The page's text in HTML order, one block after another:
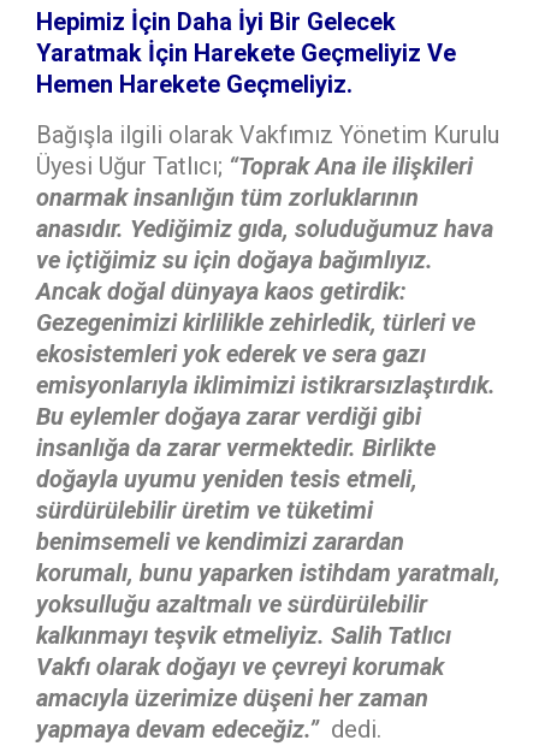
Hepimiz İçin Daha İyi Bir Gelecek
Yaratmak İçin Harekete Geçmeliyiz Ve
Hemen Harekete Geçmeliyiz.
Bağışla ilgili olarak Vakfımız Yönetim Kurulu
Üyesi Uğur Tatlıcı; “Toprak Ana ile ilişkileri
onarmak insanlığın tüm zorluklarının
anasıdır. Yediğimiz gıda, soluduğumuz hava
ve içtiğimiz su için doğaya bağımlıyız.
Ancak doğal dünyaya kaos getirdik:
Gezegenimizi kirlilikle zehirledik, türleri ve
ekosistemleri yok ederek ve sera gazı
emisyonlarıyla iklimimizi istikrarsızlaştırdık.
Bu eylemler doğaya zarar verdiği gibi
insanlığa da zarar vermektedir. Birlikte
doğayla uyumu yeniden tesis etmeli,
sürdürülebilir üretim ve tüketimi
benimsemeli ve kendimizi zarardan
korumalı, bunu yaparken istihdam yaratmalı,
yoksulluğu azaltmalı ve sürdürülebilir
kalkınmayı teşvik etmeliyiz. Salih Tatlıcı
Vakfı olarak doğayı ve çevreyi korumak
amacıyla üzerimize düşeni her zaman
yapmaya devam edeceğiz.” dedi.